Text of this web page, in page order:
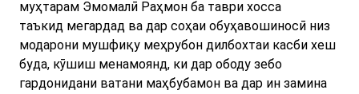
муҳтарам Эмомалӣ Раҳмон ба таври хосса
таъкид мегардад ва дар соҳаи обуҳавошиносӣ низ
модарони мушфиқу меҳрубон дилбохтаи касби хеш
буда, кӯшиш менамоянд, ки дар ободу зебо
гардонидани ватани маҳбубамон ва дар ин замина